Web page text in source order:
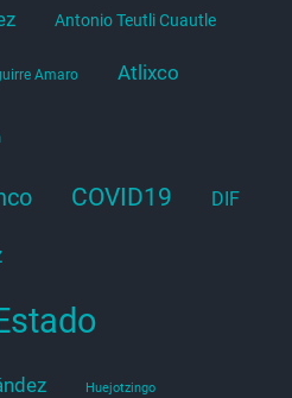
Antonio Teutli Cuautle
Amaro Atlixco
COVID19 DIF
Huejotzingo